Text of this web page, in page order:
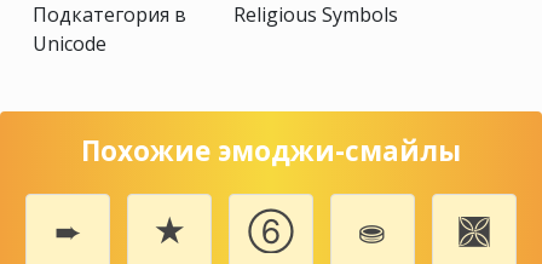
Подкатегория в
Unicode
Religious Symbols
Похожие эмоджи-смайлы
➨ ★ ➅ ⛂
🙫